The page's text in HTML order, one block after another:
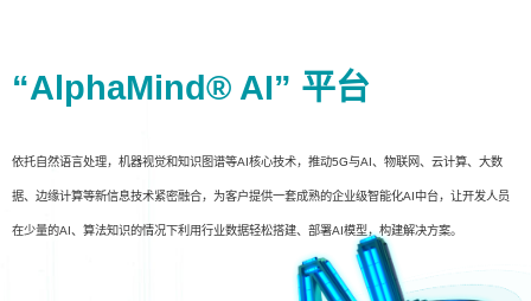
“AlphaMind® AI” 平台
依托自然语言处理，机器视觉和知识图谱等AI核心技术，推动5G与AI、物联网、云计算、大数
据、边缘计算等新信息技术紧密融合，为客户提供一套成熟的企业级智能化AI中台，让开发人员
在少量的AI、算法知识的情况下利用行业数据轻松搭建、部署AI模型，构建解决方案。